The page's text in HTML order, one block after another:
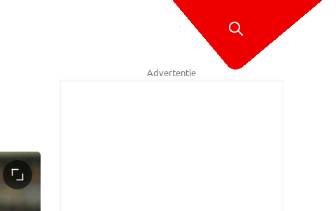
Advertentie